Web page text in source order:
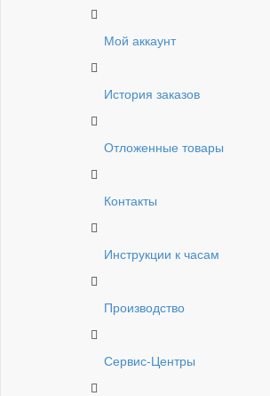
Мой аккаунт
История заказов
Отложенные товары
Контакты
Инструкции к часам
Производство
Сервис-Центры